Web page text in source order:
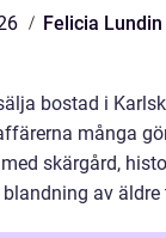
Felicia Lundin
bostad i
många
skärgård,
av äldre